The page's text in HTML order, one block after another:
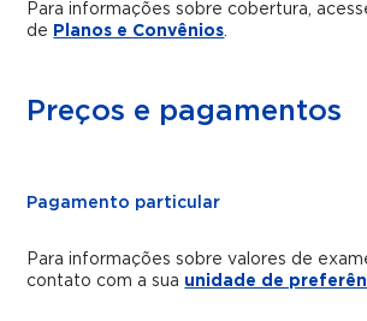
Para informações sobre cobertura,
de Planos e Convênios.
Preços e pagamentos
Pagamento particular
Para informações sobre valores de
contato com a sua unidade de